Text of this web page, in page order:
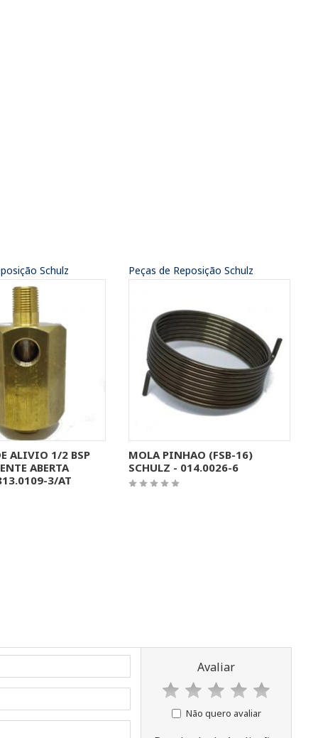
Schulz
INFORMAÇÕES
ALIVIO 1/2 BSP
ABERTA
3/AT
Peças de Reposição Schulz
MAIS INFORMAÇÕES
MOLA PINHAO (FSB-16)
SCHULZ - 014.0026-6
Avaliar
Não quero avaliar